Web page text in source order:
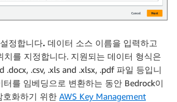
정합니다. 데이터 소스 이름을 입력하고
치를 지정합니다. 지원되는 데이터 형식은
.docx, .csv, .xls and .xlsx, .pdf 파일 등입니
터를 임베딩으로 변환하는 동안 Bedrock이
호화하기 위한 AWS Key Management